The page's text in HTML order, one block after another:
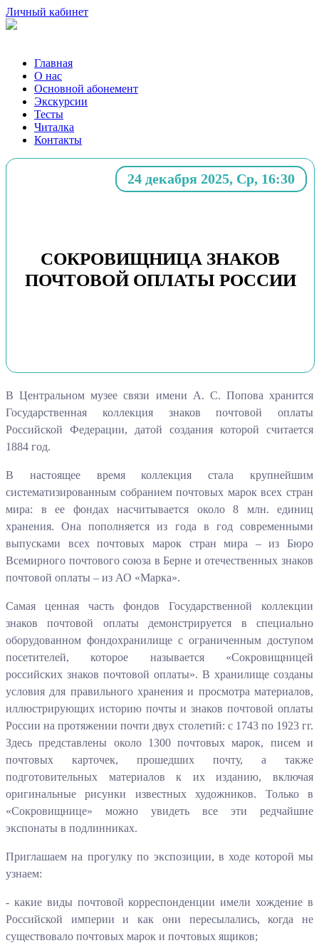
Личный кабинет
Главная
О нас
Основной абонемент
Экскурсии
Тесты
Читалка
Контакты
телефона и нажмите «МОИ СОБЫТИЯ»
24 декабря 2025, Ср, 16:30
СОКРОВИЩНИЦА ЗНАКОВ
ПОЧТОВОЙ ОПЛАТЫ РОССИИ
В Центральном музее связи имени А. С. Попова хранится
Государственная коллекция знаков почтовой оплаты
Российской Федерации, датой создания которой считается
1884 год.
В настоящее время коллекция стала крупнейшим
систематизированным собранием почтовых марок всех стран
мира: в ее фондах насчитывается около 8 млн. единиц
хранения. Она пополняется из года в год современными
выпусками всех почтовых марок стран мира – из Бюро
Всемирного почтового союза в Берне и отечественных знаков
почтовой оплаты – из АО «Марка».
Самая ценная часть фондов Государственной коллекции
знаков почтовой оплаты демонстрируется в специально
оборудованном фондохранилище с ограниченным доступом
посетителей, которое называется «Сокровищницей
российских знаков почтовой оплаты». В хранилище созданы
условия для правильного хранения и просмотра материалов,
иллюстрирующих историю почты и знаков почтовой оплаты
России на протяжении почти двух столетий: с 1743 по 1923 гг.
Здесь представлены около 1300 почтовых марок, писем и
почтовых карточек, прошедших почту, а также
подготовительных материалов к их изданию, включая
оригинальные рисунки известных художников. Только в
«Сокровищнице» можно увидеть все эти редчайшие
экспонаты в подлинниках.
Приглашаем на прогулку по экспозиции, в ходе которой мы
узнаем:
- какие виды почтовой корреспонденции имели хождение в
Российской империи и как они пересылались, когда не
существовало почтовых марок и почтовых ящиков;